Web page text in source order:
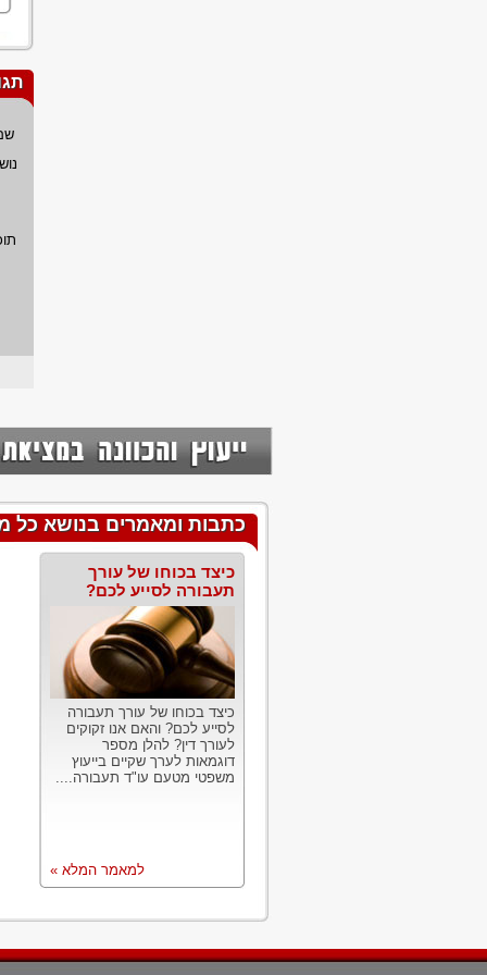
כתבות ומאמרים בנושא כל
כיצד בכוחו של עורך
תעבורה לסייע לכם?
כיצד בכוחו של עורך תעבורה
לסייע לכם? והאם אנו זקוקים
לעורך דין? להלן מספר
דוגמאות לערך שקיים בייעוץ
משפטי מטעם עו"ד תעבורה....
למאמר המלא »